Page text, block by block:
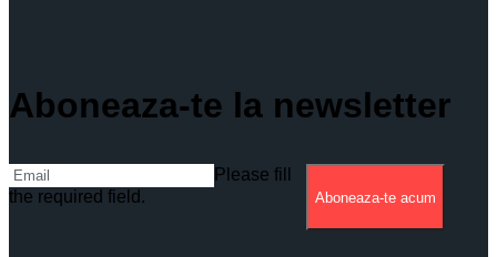
Aboneaza-te la newsletter
Please fill
the required field.
Aboneaza-te acum